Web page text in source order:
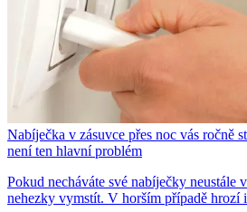
Nabíječka v zásuvce přes noc vás ročně
není ten hlavní problém
Pokud necháváte své nabíječky neustále
nehezky vymstít. V horším případě hrozí